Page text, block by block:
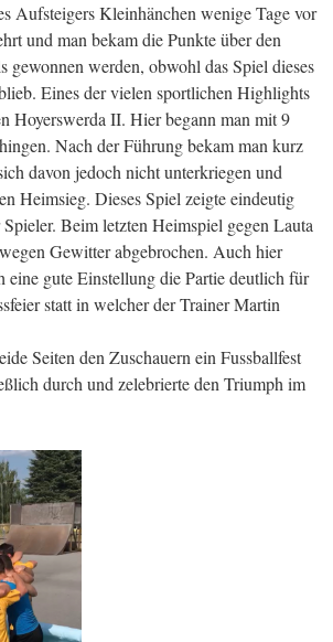
Aufsteigers Kleinhänchen wenige Tage vor
und man bekam die Punkte über den
werden, obwohl das Spiel dieses
Eines der vielen sportlichen Highlights
Hoyerswerda II. Hier begann man mit 9
Nach der Führung bekam man kurz
davon jedoch nicht unterkriegen und
Heimsieg. Dieses Spiel zeigte eindeutig
Beim letzten Heimspiel gegen Lauta
Gewitter abgebrochen. Auch hier
gute Einstellung die Partie deutlich für
statt in welcher der Trainer Martin
Seiten den Zuschauern ein Fussballfest
durch und zelebrierte den Triumph im